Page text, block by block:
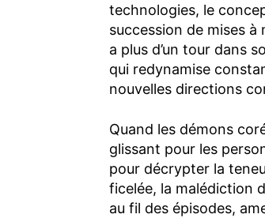
technologies, le
succession de mises à
a plus d’un tour dans
qui redynamise
nouvelles directions
Quand les démons
glissant pour les
pour décrypter la
ficelée, la malédiction
au fil des épisodes,